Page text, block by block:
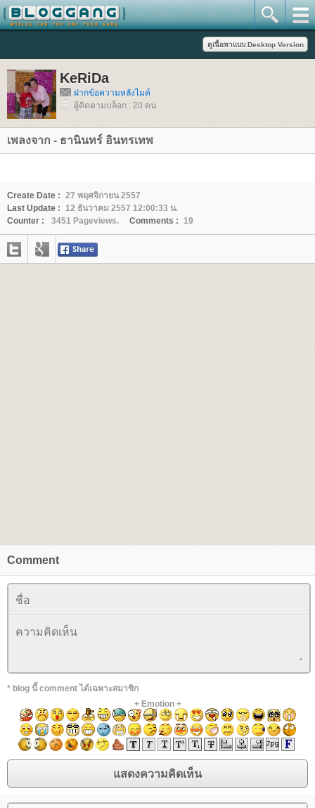
KeRiDa
ฝากข้อความหลังไมค์
ผู้ติดตามบล็อก : 20 คน
เพลงจาก - ธานินทร์ อินทรเทพ
Create Date : 27 พฤศจิกายน 2557
Last Update : 12 ธันวาคม 2557 12:00:33 น.
Counter :
3451 Pageviews. Comments : 19
Comment
* blog นี้ comment ได้เฉพาะสมาชิก
+ Emotion+